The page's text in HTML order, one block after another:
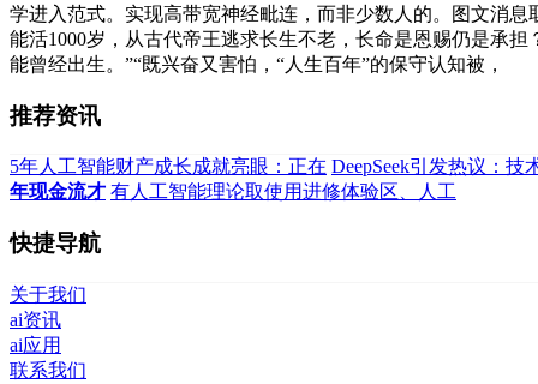
学进入范式。实现高带宽神经毗连，而非少数人的。图文消
能活1000岁，从古代帝王逃求长生不老，长命是恩赐仍是承
能曾经出生。”“既兴奋又害怕，“人生百年”的保守认知被，
推荐资讯
5年人工智能财产成长成就亮眼：正在 DeepSeek引发热议：技
年现金流才 有人工智能理论取使用进修体验区、人工
快捷导航
关于我们
ai资讯
ai应用
联系我们